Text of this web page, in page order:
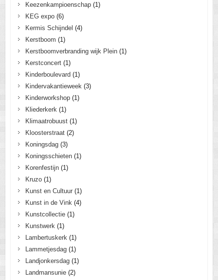
Keezenkampioenschap(1)
KEG expo(6)
Kermis Schijndel (4)
Kerstboom (1)
Kerstboomverbranding wijk Plein(1)
Kerstconcert(1)
Kinderboulevard (1)
Kindervakantieweek (3)
Kinderworkshop(1)
Kliederkerk (1)
Klimaatrobuust(1)
Kloosterstraat(2)
Koningsdag(3)
Koningsschieten(1)
Korenfestijn(1)
Kruzo(1)
Kunst en Cultuur(1)
Kunst in de Vink (4)
Kunstcollectie(1)
Kunstwerk (1)
Lambertuskerk (1)
Lammetjesdag(1)
Landjonkersdag(1)
Landmansunie(2)